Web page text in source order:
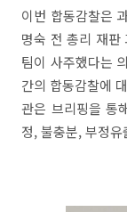
이번 합동감찰은
명숙 전 총리 재판
팀이 사주했다는
간의 합동감찰에
관은 브리핑을 통
정, 불충분, 부정